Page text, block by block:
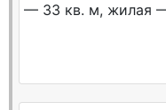
— 33 кв. м, жилая —